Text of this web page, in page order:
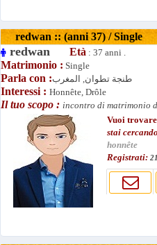
redwan :: (anni 37) / Single
redwan Età : 37 anni .
Matrimonio : Single
Parla con :طنجة تطوان, المغرب
Interessi : Honnête, Drôle
Il tuo scopo : incontro di matrimonio
Vuoi
stai
honnête
Registrati: